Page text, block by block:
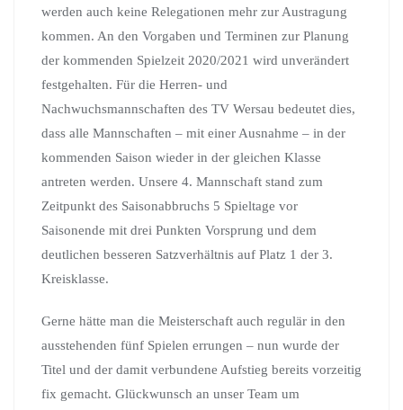
werden auch keine Relegationen mehr zur Austragung
kommen. An den Vorgaben und Terminen zur Planung
der kommenden Spielzeit 2020/2021 wird unverändert
festgehalten. Für die Herren- und
Nachwuchsmannschaften des TV Wersau bedeutet dies,
dass alle Mannschaften – mit einer Ausnahme – in der
kommenden Saison wieder in der gleichen Klasse
antreten werden. Unsere 4. Mannschaft stand zum
Zeitpunkt des Saisonabbruchs 5 Spieltage vor
Saisonende mit drei Punkten Vorsprung und dem
deutlichen besseren Satzverhältnis auf Platz 1 der 3.
Kreisklasse.
Gerne hätte man die Meisterschaft auch regulär in den
ausstehenden fünf Spielen errungen – nun wurde der
Titel und der damit verbundene Aufstieg bereits vorzeitig
fix gemacht. Glückwunsch an unser Team um